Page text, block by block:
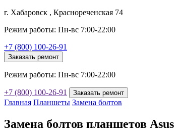
г. Хабаровск , Краснореченская 74
Режим работы: Пн-вс 7:00-22:00
+7 (800) 100-26-91
Заказать ремонт
Режим работы: Пн-вс 7:00-22:00
+7 (800) 100-26-91 Заказать ремонт
Главная Планшеты Замена болтов
Замена болтов планшетов Asus